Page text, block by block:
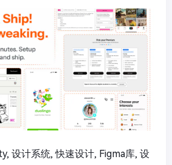
设计系统, 快速设计, Figma库, 设